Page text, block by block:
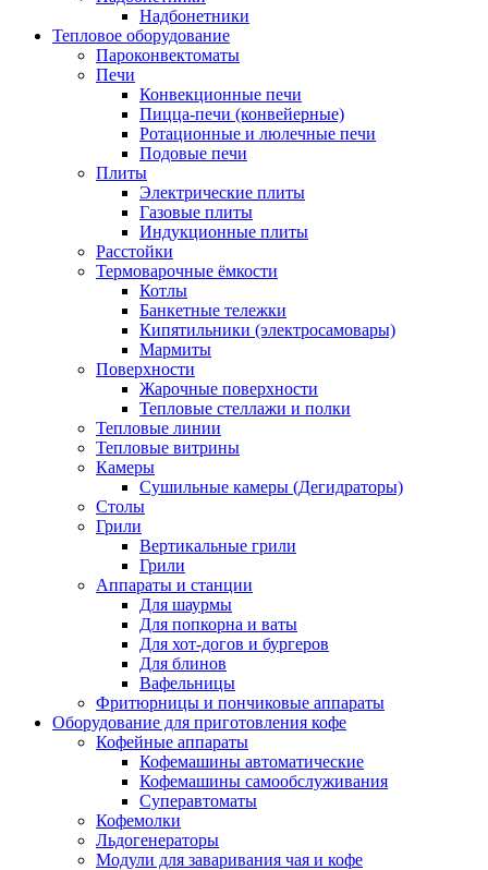
Надбонетники
Тепловое оборудование
Пароконвектоматы
Печи
Конвекционные печи
Пицца-печи (конвейерные)
Ротационные и люлечные печи
Подовые печи
Плиты
Электрические плиты
Газовые плиты
Индукционные плиты
Расстойки
Термоварочные ёмкости
Котлы
Банкетные тележки
Кипятильники (электросамовары)
Мармиты
Поверхности
Жарочные поверхности
Тепловые стеллажи и полки
Тепловые линии
Тепловые витрины
Камеры
Сушильные камеры (Дегидраторы)
Столы
Грили
Вертикальные грили
Грили
Аппараты и станции
Для шаурмы
Для попкорна и ваты
Для хот-догов и бургеров
Для блинов
Вафельницы
Фритюрницы и пончиковые аппараты
Оборудование для приготовления кофе
Кофейные аппараты
Кофемашины автоматические
Кофемашины самообслуживания
Суперавтоматы
Кофемолки
Льдогенераторы
Модули для заваривания чая и кофе